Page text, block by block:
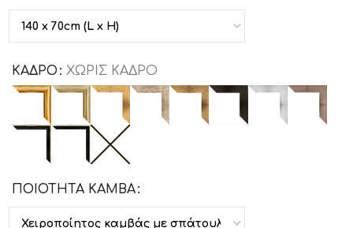
ΚΑΔΡΟ ΧΩΡΙΣ ΚΑΔΡΟ
ΠΟΙΟΤΗΤΑ ΚΑΜΒΑ